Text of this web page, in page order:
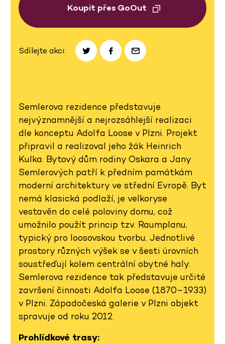
Koupit přes GoOut
Sdílejte akci:
Semlerova rezidence představuje
nejvýznamnější a nejrozsáhlejší realizaci
dle konceptu Adolfa Loose v Plzni. Projekt
připravil a realizoval jeho žák Heinrich
Kulka. Bytový dům rodiny Oskara a Jany
Semlerových patří k předním památkám
moderní architektury ve střední Evropě. Byt
nemá klasická podlaží, je velkoryse
vestavěn do celé poloviny domu, což
umožnilo použít princip tzv. Raumplanu,
typický pro loosovskou tvorbu. Jednotlivé
prostory různých výšek se v šesti úrovních
soustřeďují kolem centrální obytné haly.
Semlerova rezidence tak představuje určité
završení činnosti Adolfa Loose (1870–1933)
v Plzni. Západočeská galerie v Plzni objekt
spravuje od roku 2012.
Prohlídkové trasy: